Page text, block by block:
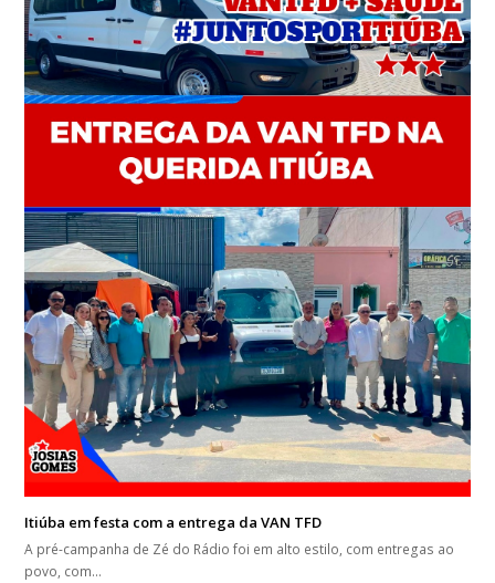
Itiúba em festa com a entrega da VAN TFD
A pré-campanha de Zé do Rádio foi em alto estilo, com entregas ao
povo, com…